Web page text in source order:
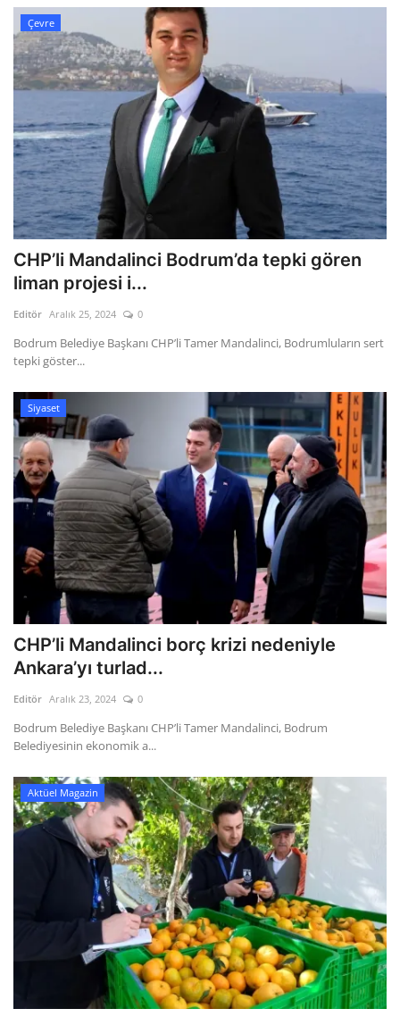
Çevre
CHP’li Mandalinci Bodrum’da tepki gören
liman projesi i...
Editör Aralık 25, 2024 0
Bodrum Belediye Başkanı CHP’li Tamer Mandalinci, Bodrumluların sert
tepki göster...
Siyaset
CHP’li Mandalinci borç krizi nedeniyle
Ankara’yı turlad...
Editör Aralık 23, 2024 0
Bodrum Belediye Başkanı CHP’li Tamer Mandalinci, Bodrum
Belediyesinin ekonomik a...
Aktüel Magazin